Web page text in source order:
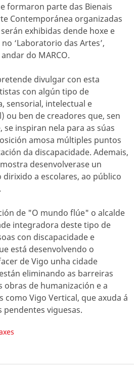
formaron parte das Bienais
Contemporánea organizadas
exhibidas dende hoxe e
‘Laboratorio das Artes’,
do MARCO.
divulgar con esta
con algún tipo de
sensorial, intelectual e
ou ben de creadores que, sen
se inspiran nela para as súas
amosa múltiples puntos
da discapacidade. Ademais,
desenvolverase un
a escolares, ao público
de "O mundo flúe" o alcalde
integradora deste tipo de
con discapacidade e
está desenvolvendo o
de Vigo unha cidade
eliminando as barreiras
obras de humanización e a
como Vigo Vertical, que axuda á
pendentes viguesas.